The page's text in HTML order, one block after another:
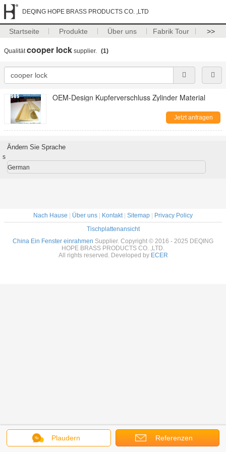
DEQING HOPE BRASS PRODUCTS CO. ,LTD
Startseite Produkte Über uns Fabrik Tour >>
Qualitätcooper lock supplier. (1)
OEM-Design Kupferverschluss Zylinder Material
Jetzt anfragen
Plaudern Referenzen
Ändern Sie Sprache
s
German
Nach Hause Über uns Kontakt| Sitemap
Privacy Policy
Tischplattenansicht
China Ein Fenster einrahmen Supplier. Copyright © 2016 - 2025 DEQING
HOPE BRASS PRODUCTS CO. ,LTD.
All rights reserved. Developed by ECER